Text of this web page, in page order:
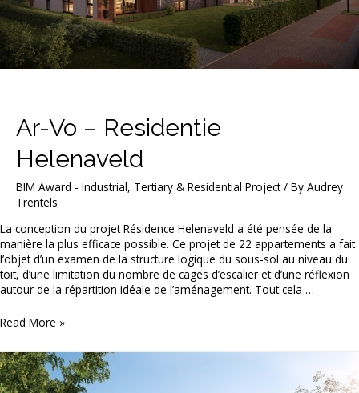
Ar-Vo – Residentie
Helenaveld
BIM Award - Industrial, Tertiary & Residential Project/ By Audrey
Trentels
La conception du projet Résidence Helenaveld a été pensée de la
manière la plus efficace possible. Ce projet de 22 appartements a fait
l’objet d’un examen de la structure logique du sous-sol au niveau du
toit, d’une limitation du nombre de cages d’escalier et d’une réflexion
autour de la répartition idéale de l’aménagement. Tout cela …
Ar-
–
Residentie
Helenaveld
Read More »